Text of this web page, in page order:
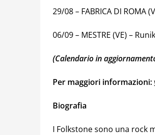
29/08 – FABRICA DI ROMA
06/09 – MESTRE (VE) –
(Calendario in
Per maggiori informazioni:
Biografia
I Folkstone sono una rock